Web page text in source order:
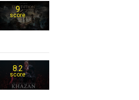
9
score
8.2
score